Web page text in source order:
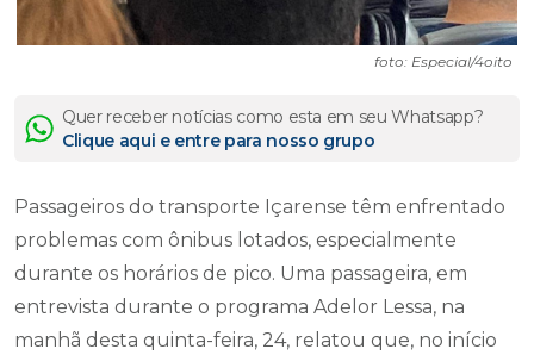
Quer receber notícias como esta em seu Whatsapp?
Clique aqui e entre para nosso grupo
Passageiros do transporte Içarense têm enfrentado
durante os horários de pico. Uma passageira, em
entrevista durante o programa Adelor Lessa, na
manhã desta quinta-feira, 24, relatou que, no início
deste mês, a empresa começou a operar com um
único ônibus para duas linhas, o que gerou